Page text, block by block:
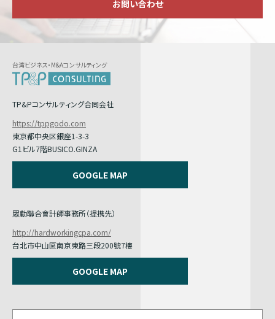
お問い合わせ
台湾ビジネス・M&Aコンサルティング
TP&Pコンサルティング合同会社
https://tppgodo.com
東京都中央区銀座1-3-3
G1ビル7階BUSICO.GINZA
GOOGLE MAP
眾勤聯合會計師事務所（提携先）
http://hardworkingcpa.com/
台北市中山區南京東路三段200號7樓
GOOGLE MAP